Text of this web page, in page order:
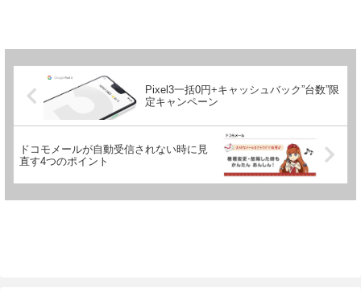
Pixel3一括0円+キャッシュバック”台数”限
定キャンペーン
ドコモメールが自動受信されない時に見
直す4つのポイント